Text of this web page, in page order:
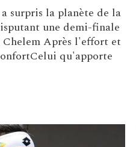
surpris la planète de la
une demi-finale
Après l'effort et
qu'apporte